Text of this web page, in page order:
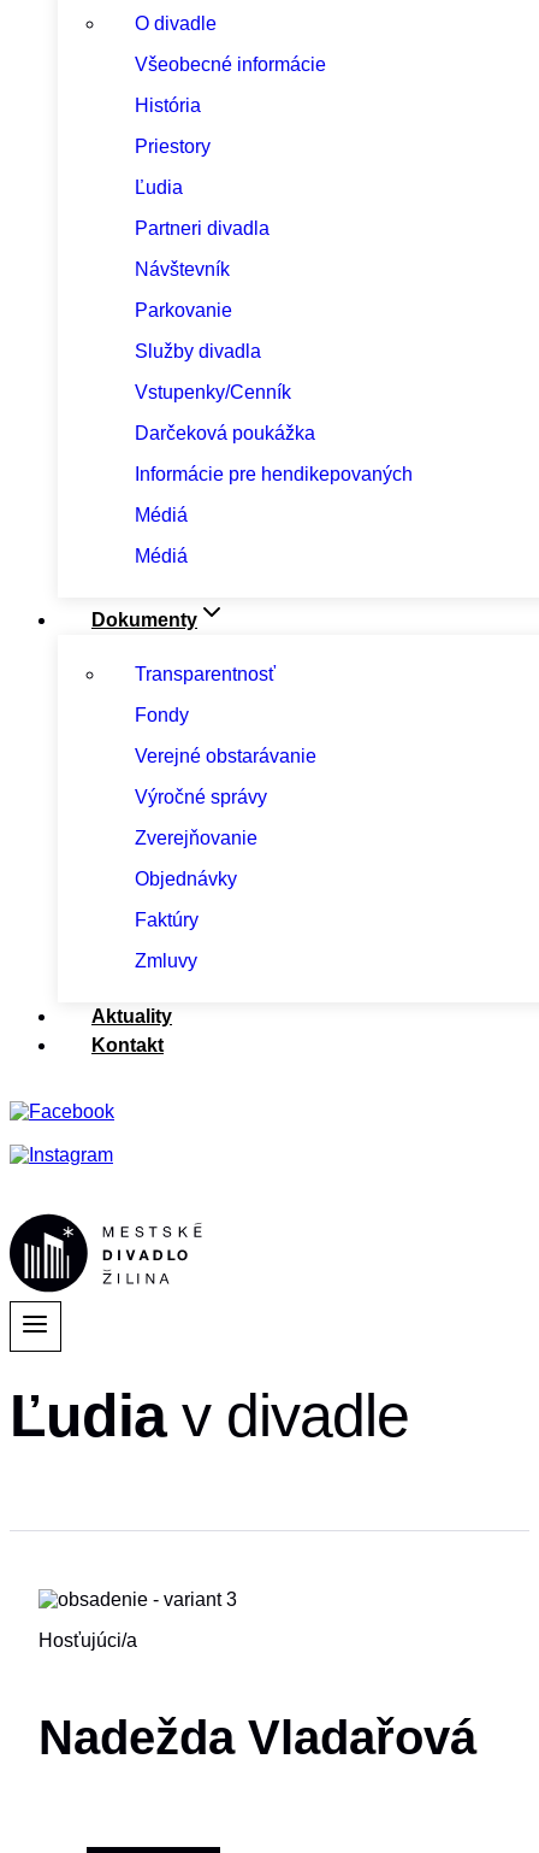
O divadle
Všeobecné informácie
História
Priestory
Ľudia
Partneri divadla
Návštevník
Parkovanie
Služby divadla
Vstupenky/Cenník
Darčeková poukážka
Informácie pre hendikepovaných
Médiá
Médiá
Dokumenty
Transparentnosť
Fondy
Verejné obstarávanie
Výročné správy
Zverejňovanie
Objednávky
Faktúry
Zmluvy
Aktuality
Kontakt
Ľudiav divadle
Hosťujúci/a
Nadežda Vladařová